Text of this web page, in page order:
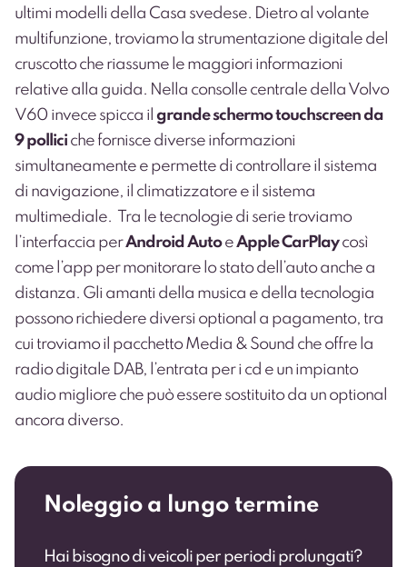
ultimi modelli della Casa svedese. Dietro al volante
multifunzione, troviamo la strumentazione digitale del
cruscotto che riassume le maggiori informazioni
relative alla guida. Nella consolle centrale della Volvo
V60 invece spicca il grande schermo touchscreen da
9 pollici che fornisce diverse informazioni
simultaneamente e permette di controllare il sistema
di navigazione, il climatizzatore e il sistema
multimediale.
Tra le tecnologie di serie troviamo
l’interfaccia perAndroid AutoeApple CarPlaycosì
come l’app per monitorare lo stato dell’auto anche a
distanza. Gli amanti della musica e della tecnologia
possono richiedere diversi optional a pagamento, tra
cui troviamo il pacchetto Media & Sound che offre la
radio digitale DAB, l’entrata per i cd e un impianto
audio migliore che può essere sostituito da un optional
ancora diverso.
Noleggio a lungo termine
Hai bisogno di veicoli per periodi prolungati?